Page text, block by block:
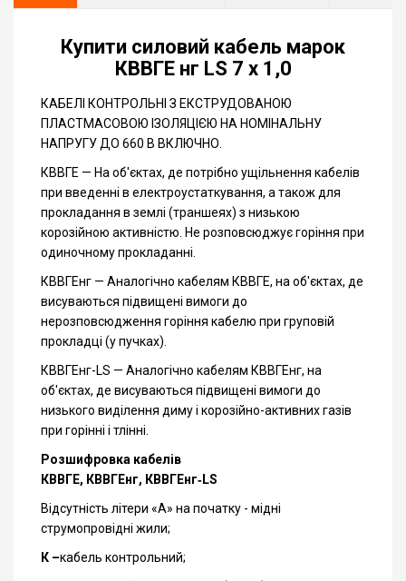
Купити силовий кабель марок
КВВГЕ нг LS 7 х 1,0
КАБЕЛІ КОНТРОЛЬНІ З ЕКСТРУДОВАНОЮ
ПЛАСТМАСОВОЮ ІЗОЛЯЦІЄЮ НА НОМІНАЛЬНУ
НАПРУГУ ДО 660 В ВКЛЮЧНО.
КВВГЕ — На об'єктах, де потрібно ущільнення кабелів
при введенні в електроустаткування, а також для
прокладання в землі (траншеях) з низькою
корозійною активністю. Не розповсюджує горіння при
одиночному прокладанні.
КВВГЕнг — Аналогічно кабелям КВВГЕ, на об'єктах, де
висуваються підвищені вимоги до
нерозповсюдження горіння кабелю при груповій
прокладці (у пучках).
КВВГЕнг-LS — Аналогічно кабелям КВВГЕнг, на
об'єктах, де висуваються підвищені вимоги до
низького виділення диму і корозійно-активних газів
при горінні і тлінні.
Розшифровка кабелів
КВВГЕ, КВВГЕнг, КВВГЕнг‑LS
Відсутність літери «А» на початку - мідні
струмопровідні жили;
К –кабель контрольний;